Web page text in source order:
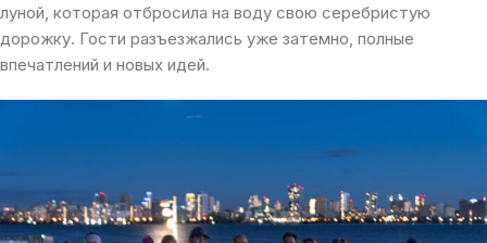
луной, которая отбросила на воду свою серебристую
дорожку. Гости разъезжались уже затемно, полные
впечатлений и новых идей.